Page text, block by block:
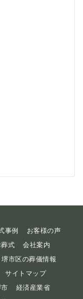
事例
お客様の声
式
会社案内
堺市区の葬儀情報
サイトマップ
経済産業省